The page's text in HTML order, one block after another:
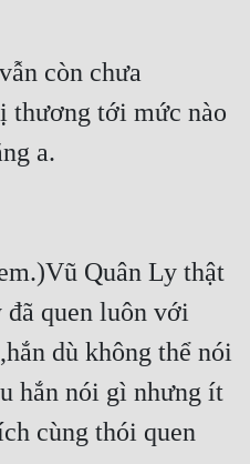
còn chưa
thương tới mức nào
a.
Quân Ly thật
đã quen luôn với
dù không thể nói
hắn nói gì nhưng ít
cùng thói quen